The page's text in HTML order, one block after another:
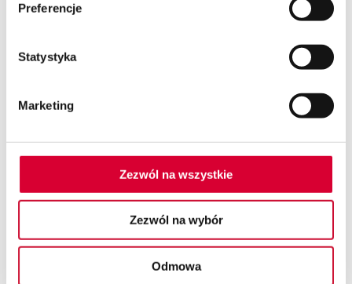
Preferencje
Statystyka
Marketing
Zezwól na wszystkie
Zezwól na wybór
Odmowa
22.08.2025
Szybkie ofertowanie, produkcja i dostawa
– konfigurator produktów